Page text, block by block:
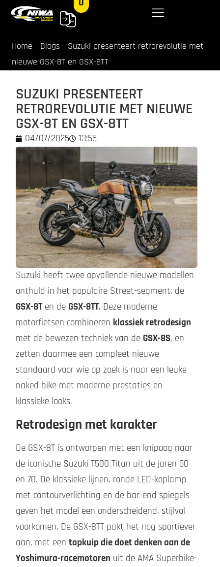
Home - Blogs - Suzuki presenteert retrorevolutie met
nieuwe GSX-8T en GSX-8TT
SUZUKI PRESENTEERT
RETROREVOLUTIE MET NIEUWE
GSX-8T EN GSX-8TT
04/07/2025 13:55
Suzuki heeft twee opvallende nieuwe modellen
onthuld in het populaire Street-segment: de
GSX-8Ten de GSX-8TT. Deze moderne
motorfietsen combineren klassiek retrodesign
met de bewezen techniek van de GSX-8S, en
zetten daarmee een compleet nieuwe
standaard voor wie op zoek is naar een leuke
naked bike met moderne prestaties en
klassieke looks.
Retrodesign met karakter
De GSX-8T is ontworpen met een knipoog naar
de iconische Suzuki T500 Titan uit de jaren 60
en 70. De klassieke lijnen, ronde LED-koplamp
met contourverlichting en de bar-end spiegels
geven het model een onderscheidend, stijlvol
voorkomen. De GSX-8TT pakt het nog sportiever
aan, met eentopkuip die doet denken aan de
Yoshimura-racemotoren uit de AMA Superbike-